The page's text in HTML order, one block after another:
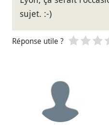
sujet. :-)
Réponse utile ?